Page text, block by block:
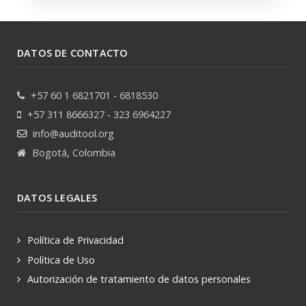
DATOS DE CONTACTO
+57 60 1 6821701 - 6818530
+57 311 8666327 - 323 6964227
info@auditool.org
Bogotá, Colombia
DATOS LEGALES
Política de Privacidad
Política de Uso
Autorización de tratamiento de datos personales